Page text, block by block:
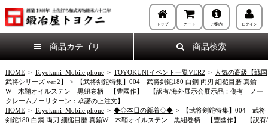
トップ カート ご案内 ログイン
商品カテゴリ 商品検索
HOME > Toyokuni_Mobile phone > TOYOKUNIイベント一覧VER2 >
人気の高級【戦国
武将シリーズ ver.2】
>
【武将剣鉈特集】004 武将剣鉈180 白鋼 両刃 細槌目磨 真鍮
W 木鞘オイルステン 黒紐巻柄 【豊國作】 【訳有/海外展示会展示品：傷有 ノー
クレームノーリターン：承諾の上注文】
HOME > Toyokuni_Mobile phone > ◆◇本日の新着◇◆ >
【武将剣鉈特集】004 武将
剣鉈180 白鋼 両刃 細槌目磨 真鍮W 木鞘オイルステン 黒紐巻柄 【豊國作】 【訳有/